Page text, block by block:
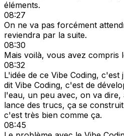
éléments.
08:27
On ne va pas forcément
reviendra par la suite.
08:30
Mais voilà, vous avez compris
08:32
L'idée de ce Vibe Coding,
dit Vibe Coding, c'est de
l'eau, un peu avec, on va dire,
lance des trucs, ça se
c'est très bien comme ça.
08:45